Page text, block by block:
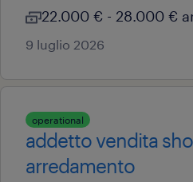
22.000 € - 28.000 €
9 luglio 2026
operational
addetto vendita
arredamento